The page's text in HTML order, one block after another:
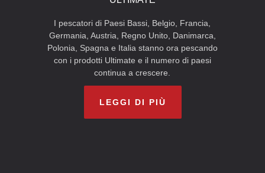
I pescatori di Paesi Bassi, Belgio, Francia,
Germania, Austria, Regno Unito, Danimarca,
Polonia, Spagna e Italia stanno ora pescando
con i prodotti Ultimate e il numero di paesi
continua a crescere.
LEGGI DI PIÙ